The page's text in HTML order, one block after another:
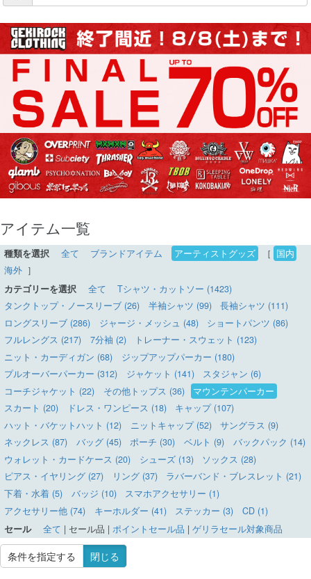
アイテム一覧
種類を選択 全て ブランドアイテム アーティストグッズ ［ 国内
海外 ］
カテゴリーを選択
全て
Tシャツ・カットソー (1423)
タンクトップ・ノースリーブ (26)
半袖シャツ (99)
長袖シャツ (111)
ロングスリーブ (286)
ジャージ・メッシュ (48)
ショートパンツ (86)
フルレングス (217)
7分袖 (2)
トレーナー・スウェット (123)
ニット・カーディガン (68)
ジップアップパーカー (180)
プルオーバーパーカー (312)
ジャケット (141)
スタジャン (6)
コーチジャケット (22)
その他トップス (36)
マウンテンパーカー
スカート (20)
ドレス・ワンピース (18)
キャップ (107)
ハット・バケットハット (12)
ニットキャップ (52)
サングラス (9)
ネックレス (87)
バッグ (45) ポーチ (30) ベルト (9)
バックパック (14)
ウォレット・カードケース (20)
シューズ (13)
ソックス (28)
ピアス・イヤリング (27)
リング (37)
ラバーバンド・ブレスレット (21)
下着・水着 (5)
バッジ (10)
スマホアクセサリー (1)
アクセサリー他 (74)
キーホルダー (41) ステッカー (3)
CD (1)
セール
全て | セール品 | ポイントセール品 | ゲリラセール対象商品
条件を指定する 閉じる